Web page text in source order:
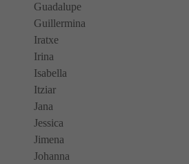
Guadalupe
Guillermina
Iratxe
Irina
Isabella
Itziar
Jana
Jessica
Jimena
Johanna